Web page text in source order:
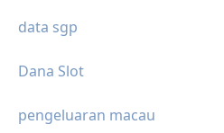
data sgp
Dana Slot
pengeluaran macau